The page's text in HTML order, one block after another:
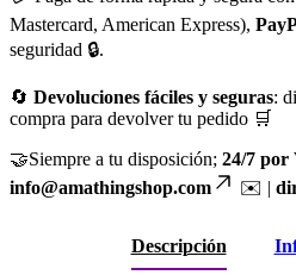
Mastercard, American Express),
seguridad 🔒.
🔄 Devoluciones fáciles y seguras:
compra para devolver tu pedido 🛒
🤝Siempre a tu disposición; 24/7 por
info@amathingshop.com
✉️ |
Descripción